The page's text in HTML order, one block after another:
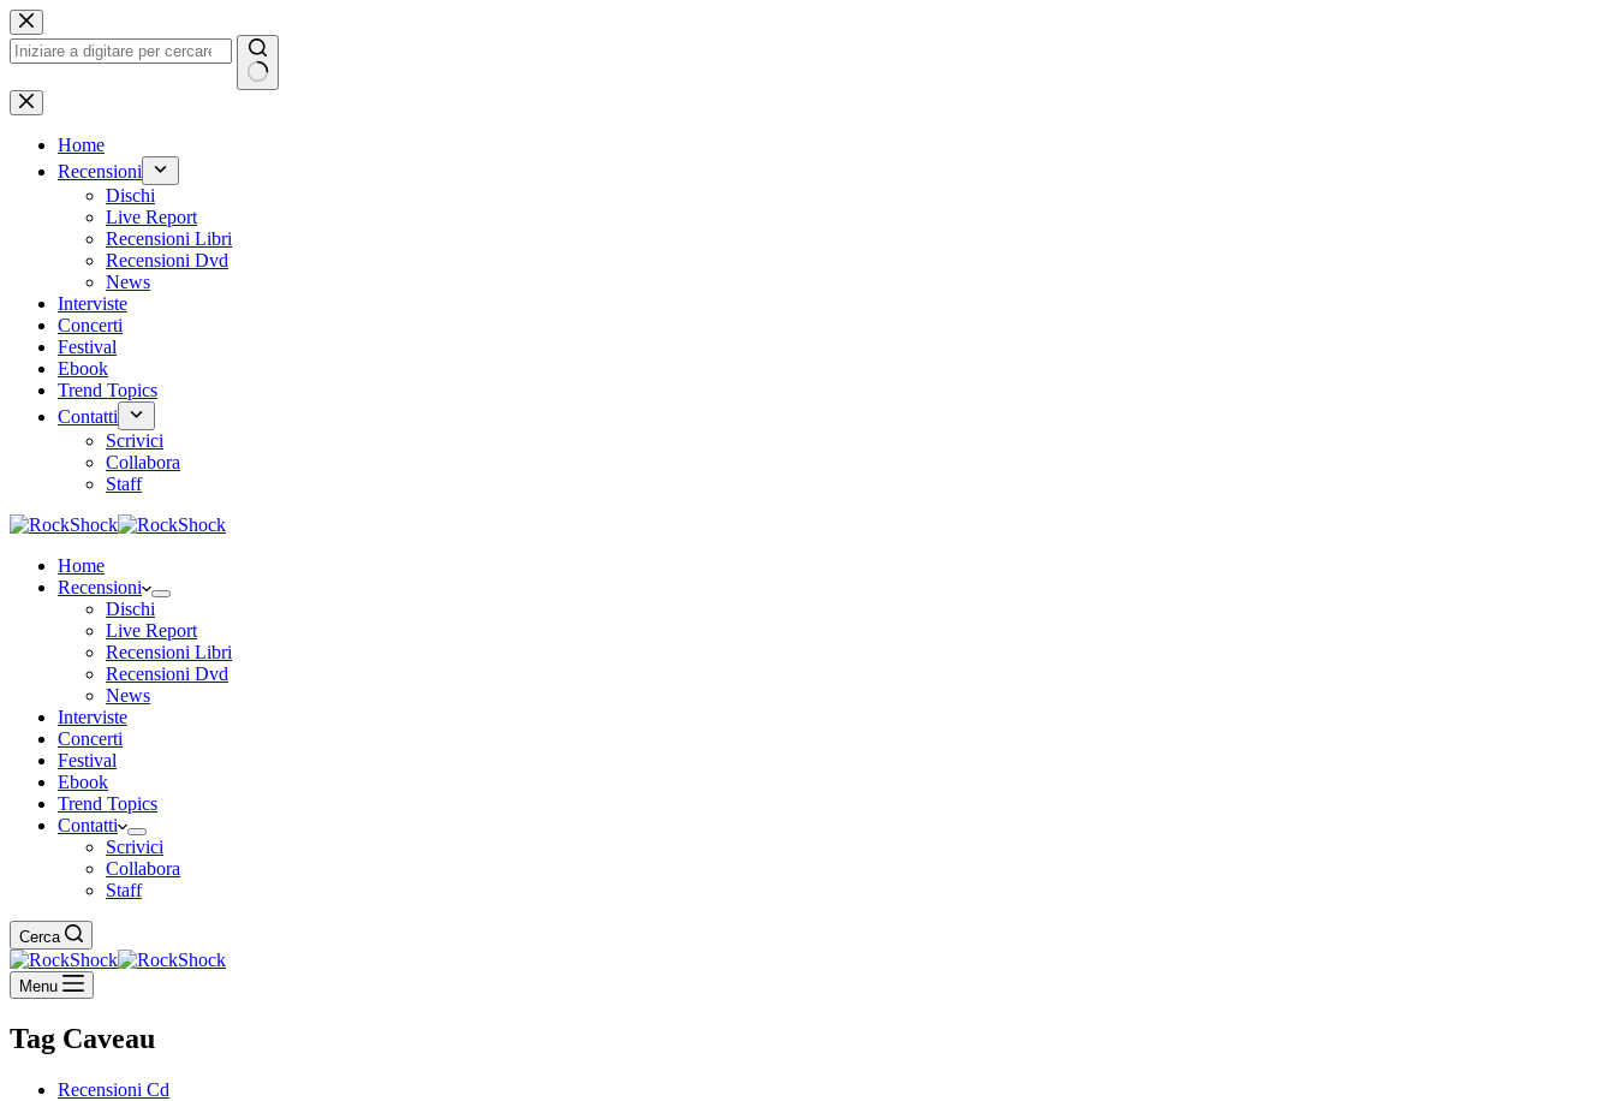
Salta
al
contenuto
Nessun
risultato
Home
Recensioni
Dischi
Live Report
Recensioni Libri
Recensioni Dvd
News
Interviste
Concerti
Festival
Ebook
Trend Topics
Contatti
Scrivici
Collabora
Staff
Home
Recensioni
Dischi
Live Report
Recensioni Libri
Recensioni Dvd
News
Interviste
Concerti
Festival
Ebook
Trend Topics
Contatti
Scrivici
Collabora
Staff
Cerca
Menu
Tag Caveau
Recensioni Cd